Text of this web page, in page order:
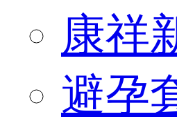
康祥
避孕